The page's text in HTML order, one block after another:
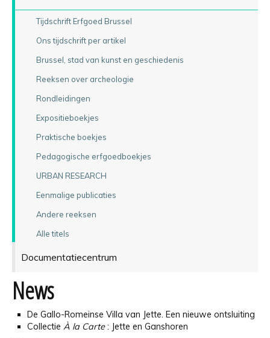
Tijdschrift Erfgoed Brussel
Ons tijdschrift per artikel
Brussel, stad van kunst en geschiedenis
Reeksen over archeologie
Rondleidingen
Expositieboekjes
Praktische boekjes
Pedagogische erfgoedboekjes
URBAN RESEARCH
Eenmalige publicaties
Andere reeksen
Alle titels
Documentatiecentrum
News
De Gallo-Romeinse Villa van Jette. Een nieuwe ontsluiting
Collectie À la Carte: Jette en Ganshoren